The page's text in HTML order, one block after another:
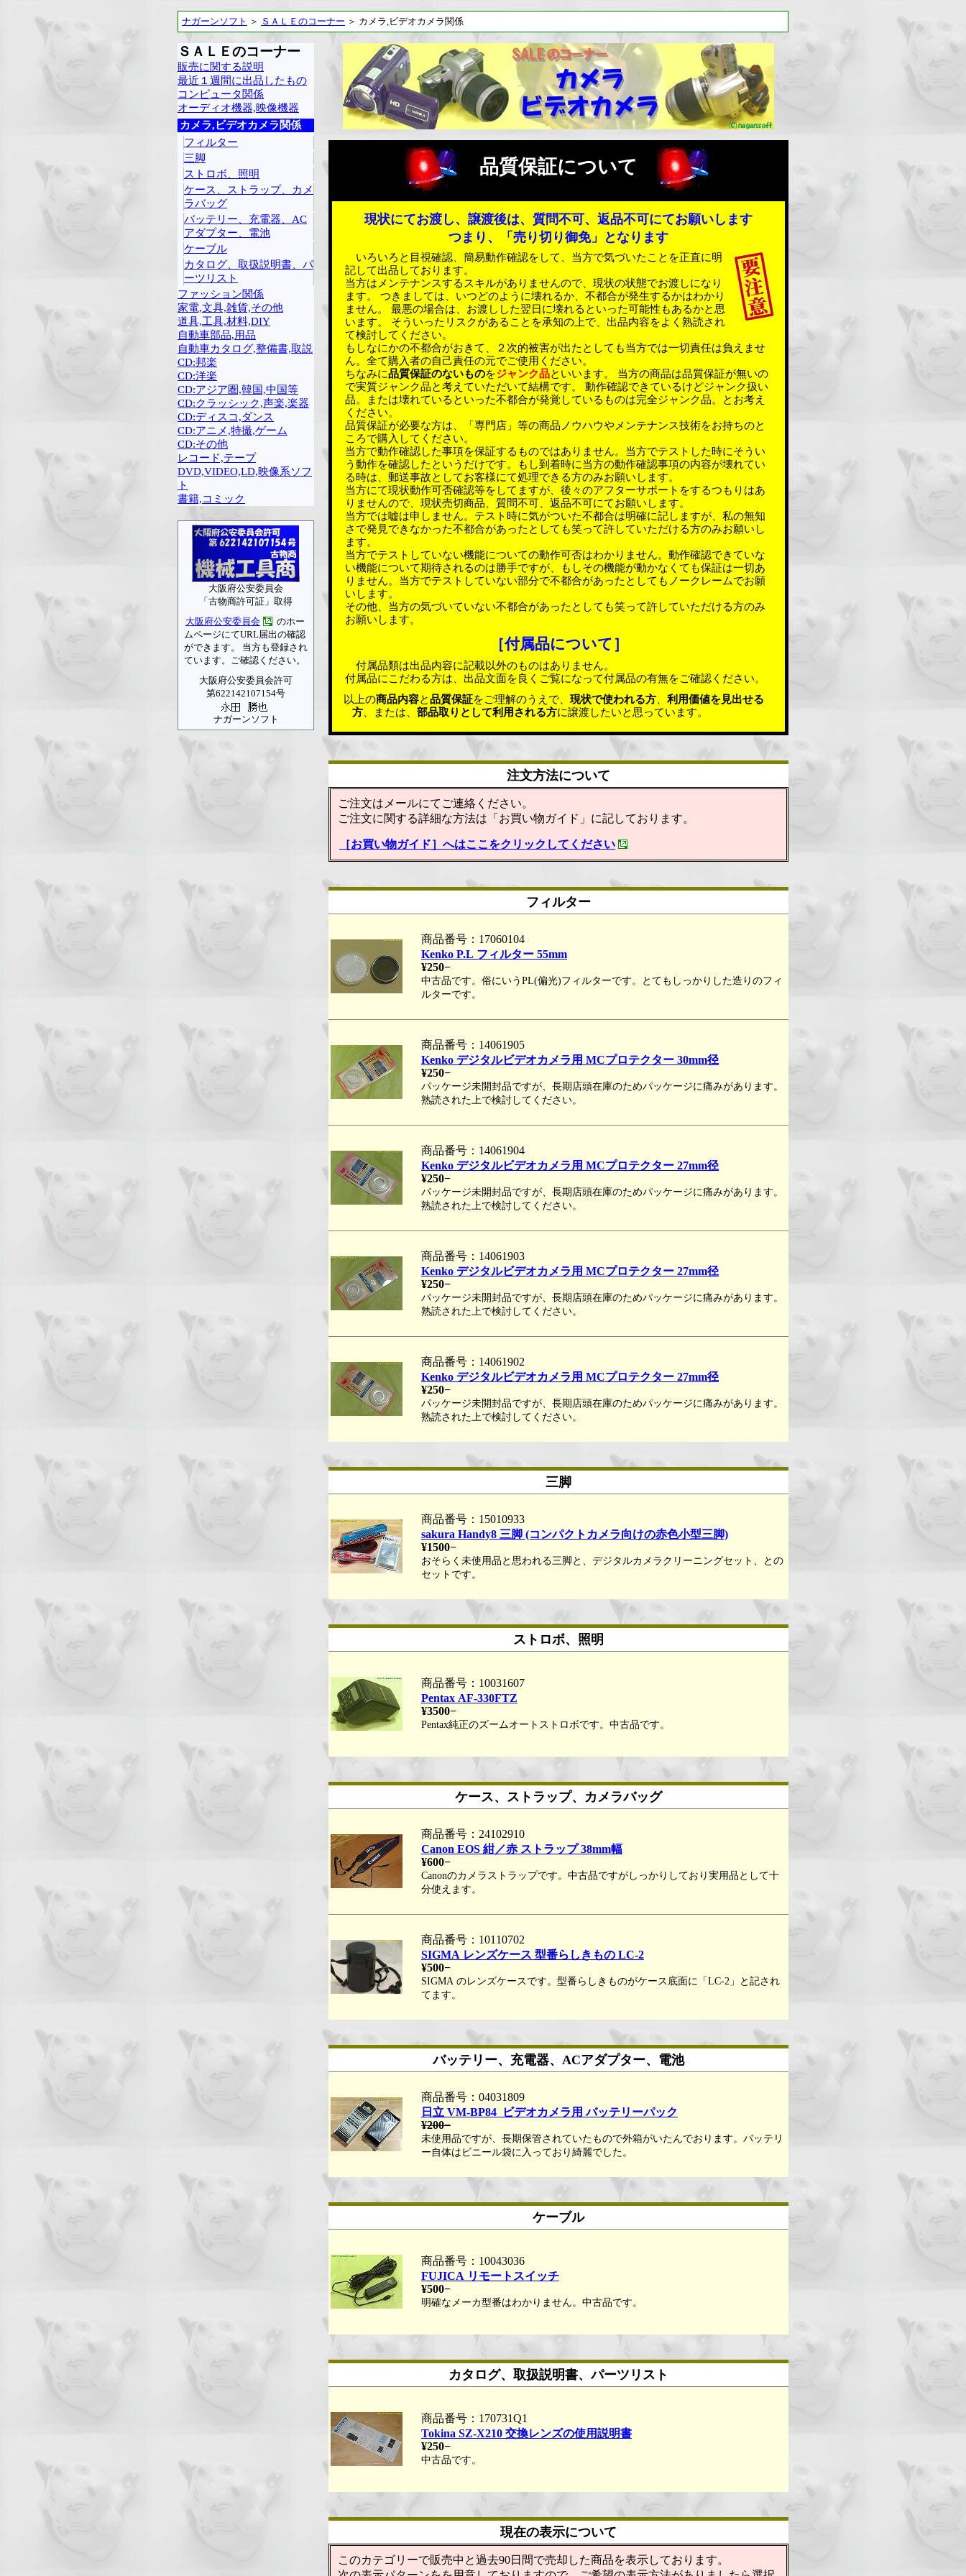
ナガーンソフト ＞ ＳＡＬＥのコーナー ＞ カメラ,ビデオカメラ関係
品質保証について
現状にてお渡し、譲渡後は、質問不可、返品不可にてお願いします
つまり、「売り切り御免」となります
いろいろと目視確認、簡易動作確認をして、当方で気づいたことを正直に明
記して出品しております。
当方はメンテナンスするスキルがありませんので、現状の状態でお渡しになり
ます。 つきましては、いつどのように壊れるか、不都合が発生するかはわかり
ません。 最悪の場合は、お渡しした翌日に壊れるといった可能性もあるかと思
います。 そういったリスクがあることを承知の上で、出品内容をよく熟読され
て検討してください。
もしなにかの不都合がおきて、２次的被害が出たとしても当方では一切責任は負えませ
ん。全て購入者の自己責任の元でご使用ください。
ちなみに品質保証のないものをジャンク品といいます。 当方の商品は品質保証が無いの
で実質ジャンク品と考えていただいて結構です。 動作確認できているけどジャンク扱い
品。または壊れているといった不都合が発覚しているものは完全ジャンク品。とお考え
ください。
品質保証が必要な方は、「専門店」等の商品ノウハウやメンテナンス技術をお持ちのと
ころで購入してください。
当方で動作確認した事項を保証するものではありません。当方でテストした時にそうい
う動作を確認したというだけです。もし到着時に当方の動作確認事項の内容が壊れてい
る時は、郵送事故としてお客様にて処理できる方のみお願いします。
当方にて現状動作可否確認等をしてますが、後々のアフターサポートをするつもりはあ
りませんので、現状売切商品、質問不可、返品不可にてお願いします。
当方では嘘は申しません。テスト時に気がついた不都合は明確に記しますが、私の無知
さで発見できなかった不都合があったとしても笑って許していただける方のみお願いし
ます。
当方でテストしていない機能についての動作可否はわかりません。動作確認できていな
い機能について期待されるのは勝手ですが、もしその機能が動かなくても保証は一切あ
りません。当方でテストしていない部分で不都合があったとしてもノークレームでお願
いします。
その他、当方の気づいていない不都合があったとしても笑って許していただける方のみ
お願いします。
［付属品について］
付属品類は出品内容に記載以外のものはありません。
付属品にこだわる方は、出品文面を良くご覧になって付属品の有無をご確認ください。
以上の商品内容と品質保証をご理解のうえで、 現状で使われる方
利用価値を見出せる
方 、または、部品取りとして利用される方に譲渡したいと思っています。
注文方法について
ご注文はメールにてご連絡ください。
ご注文に関する詳細な方法は「お買い物ガイド」に記しております。
［お買い物ガイド］へはここをクリックしてください
フィルター
商品番号：17060104
Kenko P.L フィルター 55mm
¥250−
中古品です。俗にいうPL(偏光)フィルターです。とてもしっかりした造りのフィ
ルターです。
商品番号：14061905
Kenko デジタルビデオカメラ用 MCプロテクター 30mm径
¥250−
パッケージ未開封品ですが、長期店頭在庫のためパッケージに痛みがあります。
熟読された上で検討してください。
商品番号：14061904
Kenko デジタルビデオカメラ用 MCプロテクター 27mm径
¥250−
パッケージ未開封品ですが、長期店頭在庫のためパッケージに痛みがあります。
熟読された上で検討してください。
商品番号：14061903
Kenko デジタルビデオカメラ用 MCプロテクター 27mm径
¥250−
パッケージ未開封品ですが、長期店頭在庫のためパッケージに痛みがあります。
熟読された上で検討してください。
商品番号：14061902
Kenko デジタルビデオカメラ用 MCプロテクター 27mm径
¥250−
パッケージ未開封品ですが、長期店頭在庫のためパッケージに痛みがあります。
熟読された上で検討してください。
三脚
商品番号：15010933
sakura Handy8 三脚 (コンパクトカメラ向けの赤色小型三脚)
¥1500−
おそらく未使用品と思われる三脚と、デジタルカメラクリーニングセット、との
セットです。
ストロボ、照明
商品番号：10031607
Pentax AF-330FTZ
¥3500−
Pentax純正のズームオートストロボです。中古品です。
ケース、ストラップ、カメラバッグ
商品番号：24102910
Canon EOS 紺／赤 ストラップ 38mm幅
¥600−
Canonのカメラストラップです。中古品ですがしっかりしており実用品として十
分使えます。
商品番号：10110702
SIGMA レンズケース 型番らしきもの LC-2
¥500−
SIGMA のレンズケースです。型番らしきものがケース底面に「LC-2」と記され
てます。
バッテリー、充電器、ACアダプター、電池
商品番号：04031809
日立 VM-BP84 ビデオカメラ用 バッテリーパック
¥200−
未使用品ですが、長期保管されていたもので外箱がいたんでおります。バッテリ
ー自体はビニール袋に入っており綺麗でした。
ケーブル
商品番号：10043036
FUJICA リモートスイッチ
¥500−
明確なメーカ型番はわかりません。中古品です。
カタログ、取扱説明書、パーツリスト
商品番号：170731Q1
Tokina SZ-X210 交換レンズの使用説明書
¥250−
中古品です。
現在の表示について
このカテゴリーで販売中と過去90日間で売却した商品を表示しております。
ＳＡＬＥのコーナー
販売に関する説明
最近１週間に出品したもの
コンピュータ関係
オーディオ機器,映像機器
カメラ,ビデオカメラ関係
フィルター
三脚
ストロボ、照明
ケース、ストラップ、カメ
ラバッグ
バッテリー、充電器、AC
アダプター、電池
ケーブル
カタログ、取扱説明書、パ
ーツリスト
ファッション関係
家電,文具,雑貨,その他
道具,工具,材料,DIY
自動車部品,用品
自動車カタログ,整備書,取説
CD:邦楽
CD:洋楽
CD:アジア圏,韓国,中国等
CD:クラッシック,声楽,楽器
CD:ディスコ,ダンス
CD:アニメ,特撮,ゲーム
CD:その他
レコード,テープ
DVD,VIDEO,LD,映像系ソフ
ト
書籍,コミック
大阪府公安委員会
「古物商許可証」取得
大阪府公安委員会
のホー
ムページにてURL届出の確認
ができます。 当方も登録され
ています。ご確認ください。
大阪府公安委員会許可
第622142107154号
ナガーンソフト